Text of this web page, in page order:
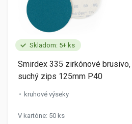
Skladom: 5+ ks
Smirdex 335 zirkónové
suchý zips 125mm P40
kruhové výseky
V kartóne: 50 ks